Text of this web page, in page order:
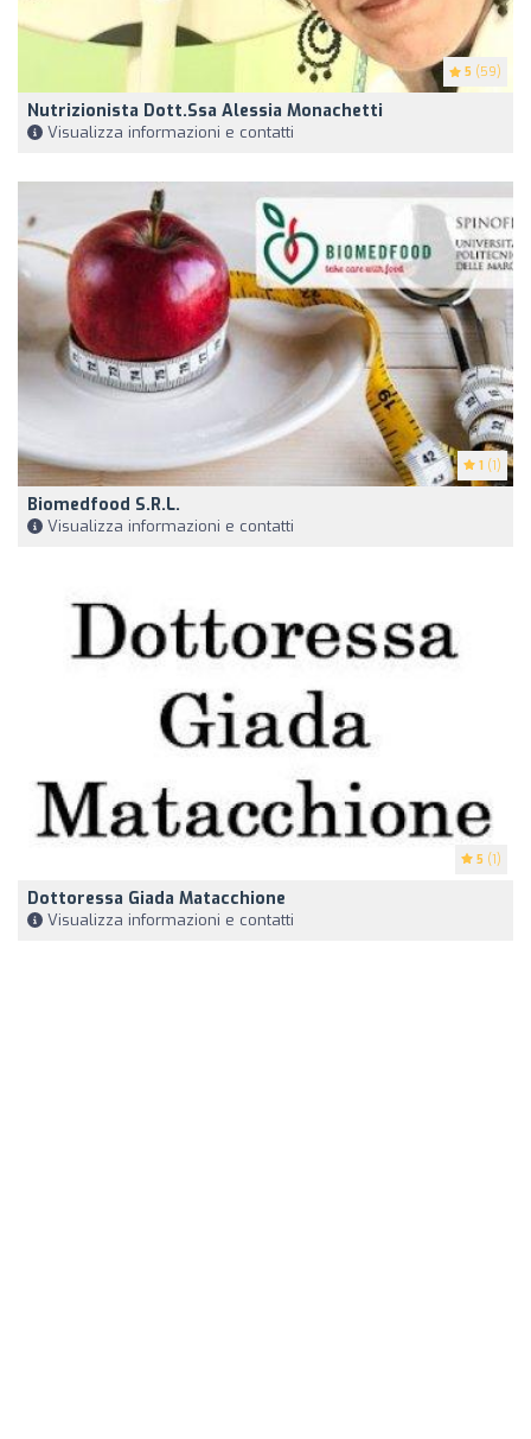
5 (59)
Nutrizionista Dott.ssa Alessia Monachetti
Visualizza informazioni e contatti
1 (1)
Biomedfood S.r.l.
Visualizza informazioni e contatti
5 (1)
Dottoressa Giada Matacchione
Visualizza informazioni e contatti